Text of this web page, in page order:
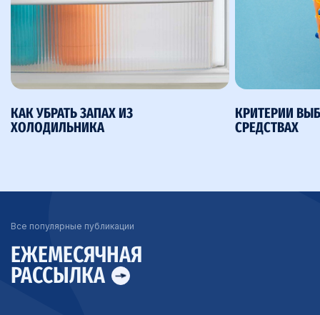
КАК УБРАТЬ ЗАПАХ ИЗ
ХОЛОДИЛЬНИКА
КРИТЕРИИ
СРЕДСТВАХ
Все популярные публикации
ЕЖЕМЕСЯЧНАЯ
РАССЫЛКА